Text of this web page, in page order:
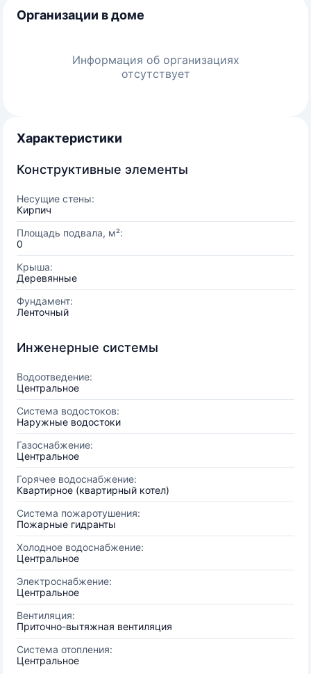
Организации в доме
Информация об организациях
отсутствует
Характеристики
Конструктивные элементы
Несущие стены:
Кирпич
Площадь подвала, м²:
0
Крыша:
Деревянные
Фундамент:
Ленточный
Инженерные системы
Водоотведение:
Центральное
Система водостоков:
Наружные водостоки
Газоснабжение:
Центральное
Горячее водоснабжение:
Квартирное (квартирный котел)
Система пожаротушения:
Пожарные гидранты
Холодное водоснабжение:
Центральное
Электроснабжение:
Центральное
Вентиляция:
Приточно-вытяжная вентиляция
Система отопления:
Центральное